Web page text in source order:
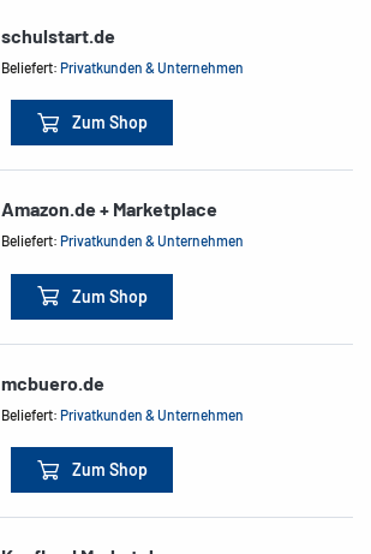
schulstart.de
Beliefert:Privatkunden & Unternehmen
Zum Shop
Amazon.de + Marketplace
Beliefert:Privatkunden & Unternehmen
Zum Shop
mcbuero.de
Beliefert:Privatkunden & Unternehmen
Zum Shop